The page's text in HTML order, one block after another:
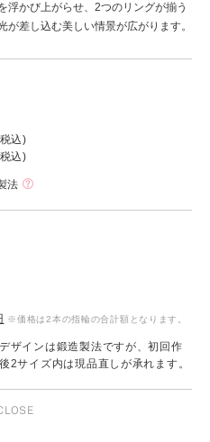
浮かび上がらせ、2つのリングが揃う
差し込む美しい情景が広がります。
込)
込)
法
※価格は2本の指輪の合計額となります。
ザインは鍛造製法ですが、初回作
2サイズ内は現品直しが承れます。